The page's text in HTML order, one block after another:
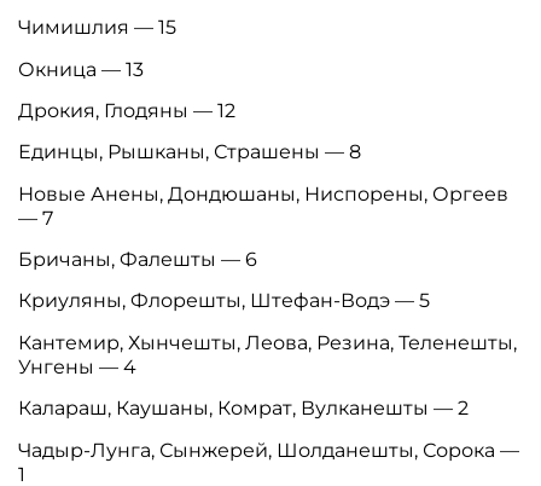
Чимишлия — 15
Окница — 13
Дрокия, Глодяны — 12
Единцы, Рышканы, Страшены — 8
Новые Анены, Дондюшаны, Ниспорены, Оргеев
— 7
Бричаны, Фалешты — 6
Криуляны, Флорешты, Штефан-Водэ — 5
Кантемир, Хынчешты, Леова, Резина, Теленешты,
Унгены — 4
Калараш, Каушаны, Комрат, Вулканешты — 2
Чадыр-Лунга, Сынжерей, Шолданешты, Сорока —
1